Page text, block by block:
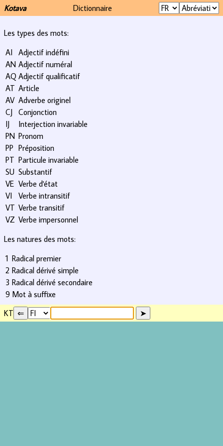
Kotava Dictionnaire
Les types des mots:
AI Adjectif indéfini
AN Adjectif numéral
AQ Adjectif qualificatif
AT Article
AV Adverbe originel
CJ Conjonction
IJ
Interjection invariable
PN Pronom
PP Préposition
PT Particule invariable
SU Substantif
VE Verbe d'état
VI
Verbe intransitif
VT Verbe transitif
VZ Verbe impersonnel
Les natures des mots:
1 Radical premier
2 Radical dérivé simple
3 Radical dérivé secondaire
9 Mot à suffixe
KT